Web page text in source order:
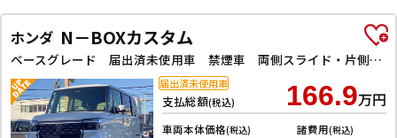
ホンダ N－BOXカスタム
ベースグレード 届出済未使用車 禁煙車 両側スライド・片側電動 クリアランスソナー オートクルーズコントロール レーンアシスト 衝突被害軽減システム オートライト LEDヘッドランプ スマートキー
支払総額(税込) 166.9万円
車両本体価格(税込) 諸費用(税込)
届出済未使用車